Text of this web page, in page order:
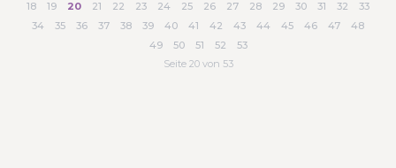
18 19 20 21 22 23 24 25 26 27 28 29 30 31 32
33
34
35 36 37 38 39 40 41 42 43 44 45 46 47
48
49
50 51 52
53
Seite 20 von 53